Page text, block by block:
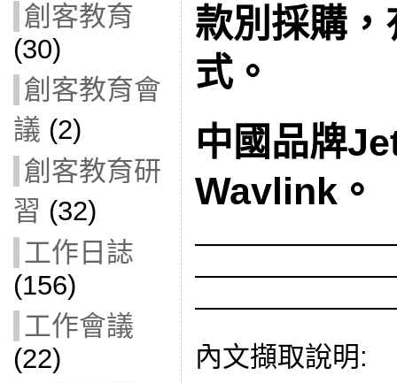
創客教育
(30)
創客教育會
議 (2)
創客教育研
習 (32)
工作日誌
(156)
工作會議
(22)
款別採購，
式。
中國品牌
Wavlink。
內文擷取說明: